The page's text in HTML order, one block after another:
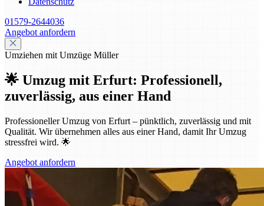
01579-2644036
Angebot anfordern
Umziehen mit Umzüge Müller
🌟 Umzug mit Erfurt: Professionell,
zuverlässig, aus einer Hand
Professioneller Umzug von Erfurt – pünktlich, zuverlässig und mit
Qualität. Wir übernehmen alles aus einer Hand, damit Ihr Umzug
stressfrei wird. 🌟
Angebot anfordern